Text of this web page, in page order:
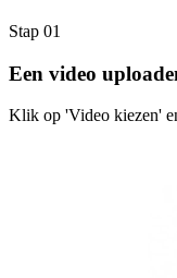
Stap 01
Een video
Klik op 'Video kiezen'